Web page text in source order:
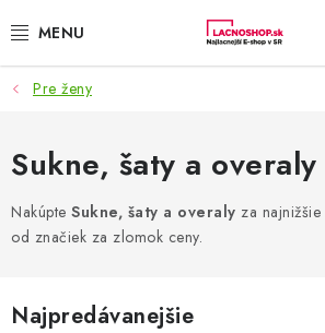
na
NAŠE AKCIE!
NAŠE NOVINKY!
POTRAVINY
NÁBYTOK
Pre ženy
Sukne, šaty a overaly
Nakúpte Sukne, šaty a overaly za
od značiek za zlomok ceny.
Najpredávanejšie